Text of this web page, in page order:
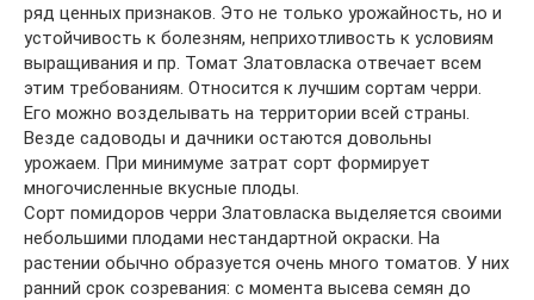
ряд ценных признаков. Это не только урожайность, но и
устойчивость к болезням, неприхотливость к условиям
выращивания и пр. Томат Златовласка отвечает всем
этим требованиям. Относится к лучшим сортам черри.
Его можно возделывать на территории всей страны.
Везде садоводы и дачники остаются довольны
урожаем. При минимуме затрат сорт формирует
многочисленные вкусные плоды.
Сорт помидоров черри Златовласка выделяется своими
небольшими плодами нестандартной окраски. На
растении обычно образуется очень много томатов. У них
ранний срок созревания: с момента высева семян до